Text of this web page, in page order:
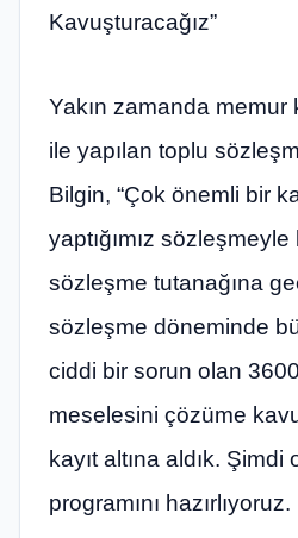
Kavuşturacağız”
Yakın zamanda memur
ile yapılan toplu
Bilgin, “Çok önemli bir
yaptığımız
sözleşme tutanağına
sözleşme döneminde
ciddi bir sorun olan
meselesini çözüme
kayıt altına aldık. Şimdi
programını